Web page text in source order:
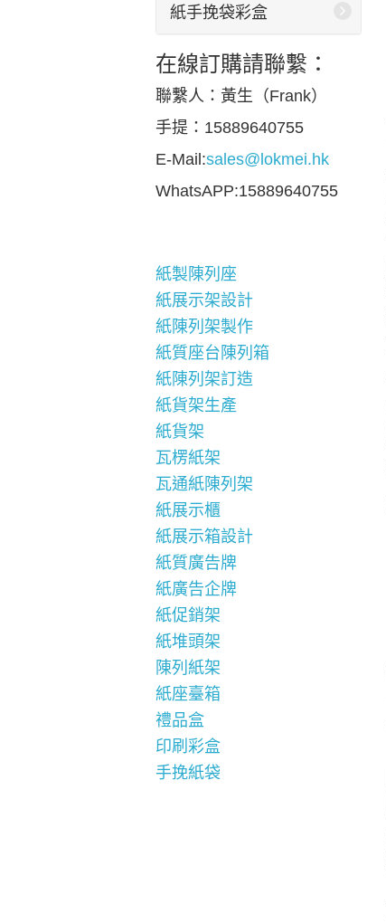
紙手挽袋彩盒
在線訂購請聯繫：
聯繫人：黃生（Frank）
手提：15889640755
E-Mail:sales@lokmei.hk
WhatsAPP:15889640755
紙製陳列座
紙展示架設計
紙陳列架製作
紙質座台陳列箱
紙陳列架訂造
紙貨架生產
紙貨架
瓦楞紙架
瓦通紙陳列架
紙展示櫃
紙展示箱設計
紙質廣告牌
紙廣告企牌
紙促銷架
紙堆頭架
陳列紙架
紙座臺箱
禮品盒
印刷彩盒
手挽紙袋